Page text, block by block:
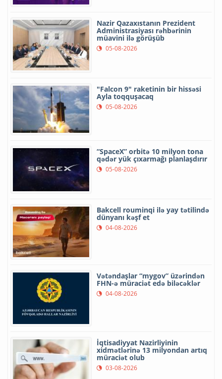
Nazir Qazaxıstanın Prezident
Administrasiyası rəhbərinin
müavini ilə görüşüb
05-08-2026
"Falcon 9" raketinin bir hissəsi
Ayla toqquşacaq
05-08-2026
“SpaceX” orbitə 10 milyon tona
qədər yük çıxarmağı planlaşdırır
05-08-2026
Bakcell rouminqi ilə yay tətilində
dünyanı kəşf et
04-08-2026
Vətəndaşlar “mygov” üzərindən
FHN-ə müraciət edə biləcəklər
04-08-2026
İqtisadiyyat Nazirliyinin
xidmətlərinə 13 milyondan artıq
müraciət olub
03-08-2026